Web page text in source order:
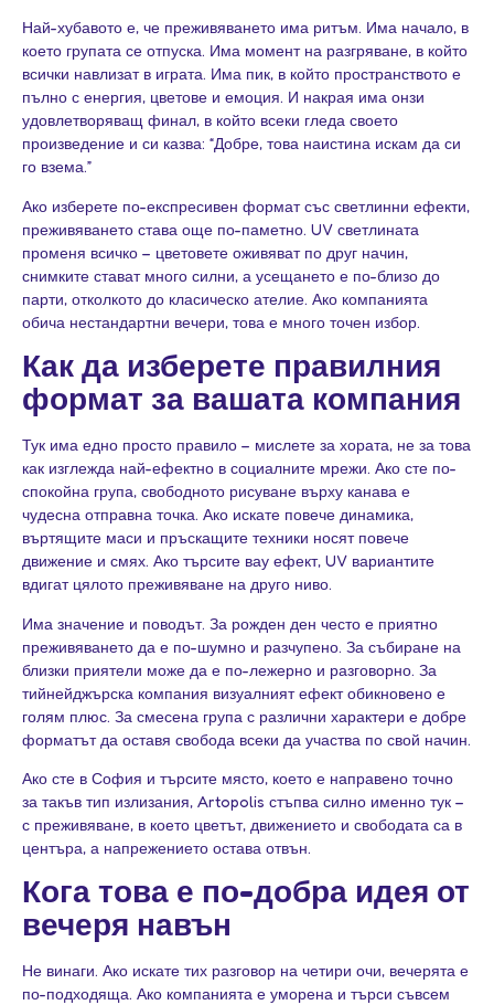
Най-хубавото е, че преживяването има ритъм. Има начало, в
което групата се отпуска. Има момент на разгряване, в който
всички навлизат в играта. Има пик, в който пространството е
пълно с енергия, цветове и емоция. И накрая има онзи
удовлетворяващ финал, в който всеки гледа своето
произведение и си казва: “Добре, това наистина искам да си
го взема.”
Ако изберете по-експресивен формат със светлинни ефекти,
преживяването става още по-паметно. UV светлината
променя всичко – цветовете оживяват по друг начин,
снимките стават много силни, а усещането е по-близо до
парти, отколкото до класическо ателие. Ако компанията
обича нестандартни вечери, това е много точен избор.
Как да изберете правилния
формат за вашата компания
Тук има едно просто правило – мислете за хората, не за това
как изглежда най-ефектно в социалните мрежи. Ако сте по-
спокойна група, свободното рисуване върху канава е
чудесна отправна точка. Ако искате повече динамика,
въртящите маси и пръскащите техники носят повече
движение и смях. Ако търсите вау ефект, UV вариантите
вдигат цялото преживяване на друго ниво.
Има значение и поводът. За рожден ден често е приятно
преживяването да е по-шумно и разчупено. За събиране на
близки приятели може да е по-лежерно и разговорно. За
тийнейджърска компания визуалният ефект обикновено е
голям плюс. За смесена група с различни характери е добре
форматът да оставя свобода всеки да участва по свой начин.
Ако сте в София и търсите място, което е направено точно
за такъв тип излизания, Artopolis стъпва силно именно тук –
с преживяване, в което цветът, движението и свободата са в
центъра, а напрежението остава отвън.
Кога това е по-добра идея от
вечеря навън
Не винаги. Ако искате тих разговор на четири очи, вечерята е
по-подходяща. Ако компанията е уморена и търси съвсем